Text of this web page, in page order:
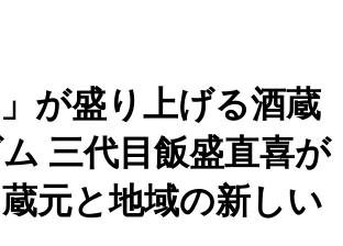
が盛り上げる酒蔵
三代目飯盛直喜が
元と地域の新しい